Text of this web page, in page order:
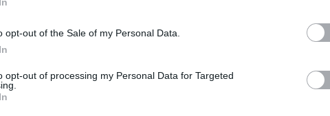
opt-out of the Sale of my Personal Data.
opt-out of processing my Personal Data for Targeted
toleruoja be komplikacijų, maisto papildai su
sutrikimus, pykinimą ir vidurių užkietėjimą.
poveikis